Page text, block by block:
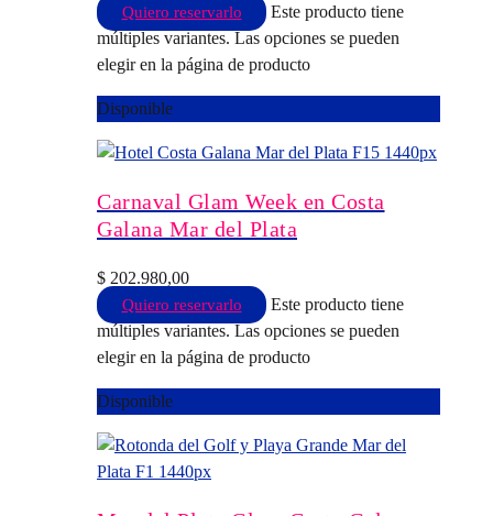
Quiero reservarlo
Este producto tiene
múltiples variantes. Las opciones se pueden
elegir en la página de producto
Disponible
Carnaval Glam Week en Costa
Galana Mar del Plata
$ 202.980,00
Quiero reservarlo
Este producto tiene
múltiples variantes. Las opciones se pueden
elegir en la página de producto
Disponible